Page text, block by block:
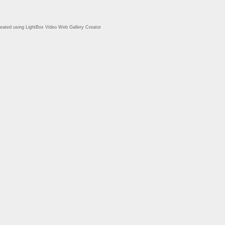
using LightBox Video Web Gallery Creator